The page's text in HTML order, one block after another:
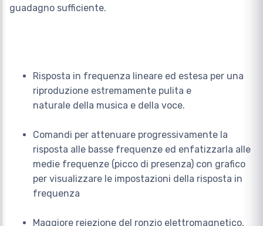
guadagno sufficiente.
Risposta in frequenza lineare ed estesa per una
riproduzione estremamente pulita e
naturale della musica e della voce.
Comandi per attenuare progressivamente la
risposta alle basse frequenze ed enfatizzarla alle
medie frequenze (picco di presenza) con grafico
per visualizzare le impostazioni della risposta in
frequenza
Maggiore reiezione del ronzio elettromagnetico,